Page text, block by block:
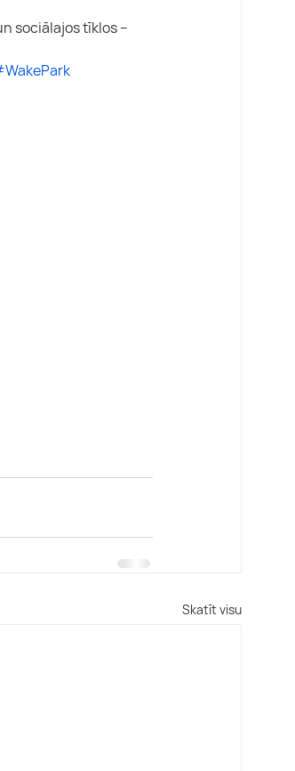
sociālajos tīklos –
Skatīt visu